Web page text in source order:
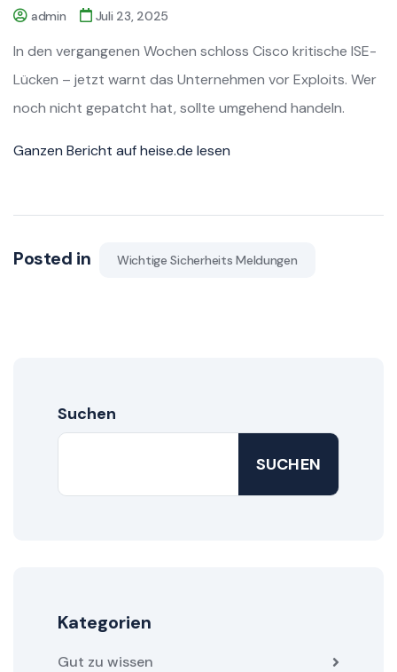
admin Juli 23, 2025
In den vergangenen Wochen schloss Cisco kritische ISE-
Lücken – jetzt warnt das Unternehmen vor Exploits. Wer
noch nicht gepatcht hat, sollte umgehend handeln.
Ganzen Bericht auf heise.de lesen
Posted in Wichtige Sicherheits Meldungen
Suchen
SUCHEN
Kategorien
Gut zu wissen